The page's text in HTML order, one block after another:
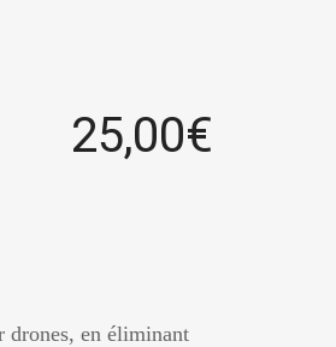
25,00€
drones, en éliminant